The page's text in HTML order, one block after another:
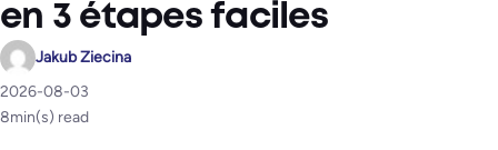
en 3 étapes faciles
Jakub Ziecina
2026-08-03
8min(s) read